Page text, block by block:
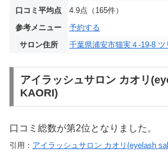
口コミ平均点
4.9点（165件）
参考メニュー
予約する
サロン住所
千葉県浦安市猫実４-19-8 ツ
アイラッシュサロン カオリ
KAORI)
口コミ総数が第2位となりました。
引用： アイラッシュサロン カオリ(eyelash